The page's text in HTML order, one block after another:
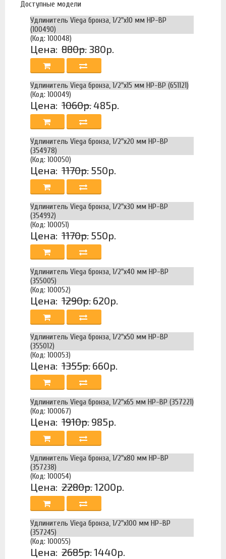
Доступные модели
Удлинитель Viega бронза, 1/2"x10 мм НР-ВР
(100490)
(Код: 100048)
Цена: 880р. 380р.
Удлинитель Viega бронза, 1/2"x15 мм НР-ВР (651121)
(Код: 100049)
Цена: 1060р. 485р.
Удлинитель Viega бронза, 1/2"x20 мм НР-ВР
(354978)
(Код: 100050)
Цена: 1170р. 550р.
Удлинитель Viega бронза, 1/2"x30 мм НР-ВР
(354992)
(Код: 100051)
Цена: 1170р. 550р.
Удлинитель Viega бронза, 1/2"x40 мм НР-ВР
(355005)
(Код: 100052)
Цена: 1290р. 620р.
Удлинитель Viega бронза, 1/2"x50 мм НР-ВР
(355012)
(Код: 100053)
Цена: 1355р. 660р.
Удлинитель Viega бронза, 1/2"x65 мм НР-ВР (357221)
(Код: 100067)
Цена: 1910р. 985р.
Удлинитель Viega бронза, 1/2"x80 мм НР-ВР
(357238)
(Код: 100054)
Цена: 2280р.1200р.
Удлинитель Viega бронза, 1/2"x100 мм НР-ВР
(357245)
(Код: 100055)
Цена: 2685р.1440р.